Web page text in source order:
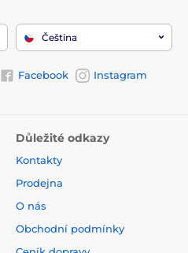
Čeština
Facebook
Instagram
Důležité odkazy
Kontakty
Prodejna
O nás
Obchodní podmínky